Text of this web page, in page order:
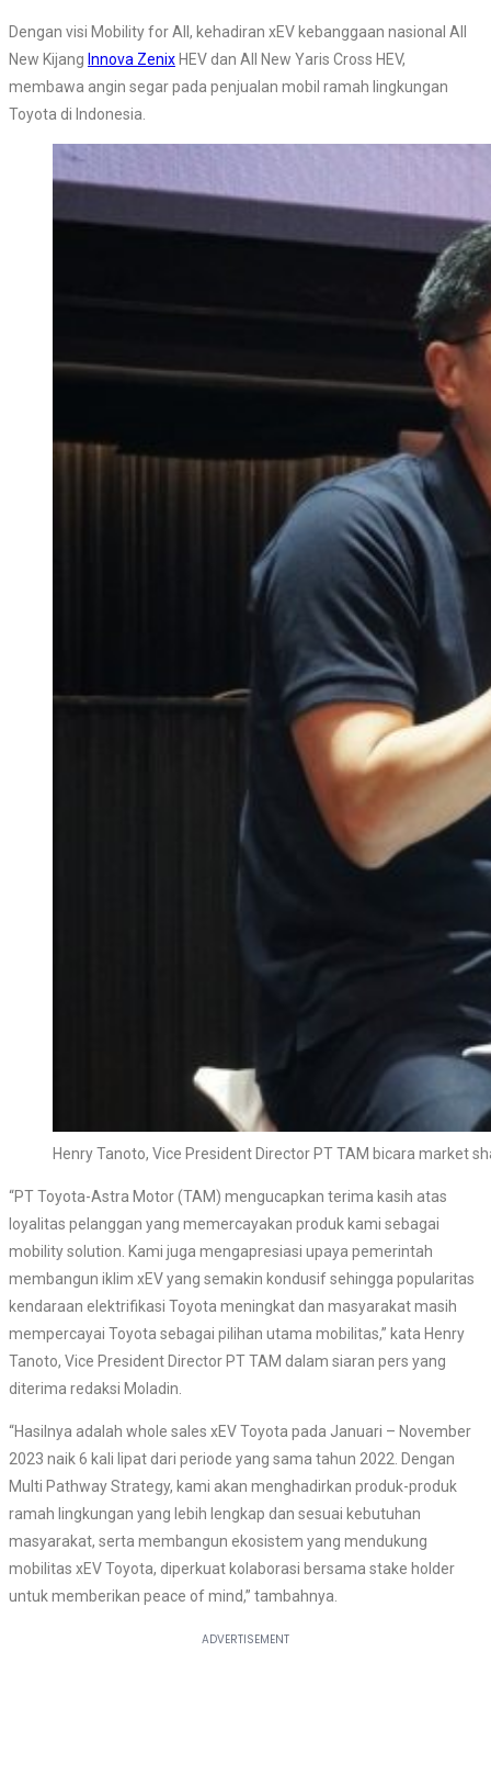
Dengan visi Mobility for All, kehadiran xEV kebanggaan nasional All
New Kijang Innova Zenix HEV dan All New Yaris Cross HEV,
membawa angin segar pada penjualan mobil ramah lingkungan
Toyota di Indonesia.
Henry Tanoto, Vice President Director PT TAM bicara market
“PT Toyota-Astra Motor (TAM) mengucapkan terima kasih atas
loyalitas pelanggan yang memercayakan produk kami sebagai
mobility solution. Kami juga mengapresiasi upaya pemerintah
membangun iklim xEV yang semakin kondusif sehingga popularitas
kendaraan elektrifikasi Toyota meningkat dan masyarakat masih
mempercayai Toyota sebagai pilihan utama mobilitas,” kata Henry
Tanoto, Vice President Director PT TAM dalam siaran pers yang
diterima redaksi Moladin.
“Hasilnya adalah whole sales xEV Toyota pada Januari – November
2023 naik 6 kali lipat dari periode yang sama tahun 2022. Dengan
Multi Pathway Strategy, kami akan menghadirkan produk-produk
ramah lingkungan yang lebih lengkap dan sesuai kebutuhan
masyarakat, serta membangun ekosistem yang mendukung
mobilitas xEV Toyota, diperkuat kolaborasi bersama stake holder
untuk memberikan peace of mind,” tambahnya.